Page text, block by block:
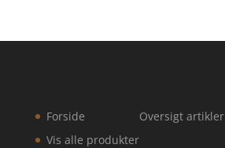
Forside
Vis alle produkter
Oversigt artikler